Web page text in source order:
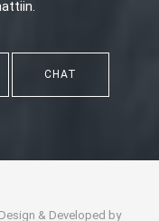
CHAT
& Developed by